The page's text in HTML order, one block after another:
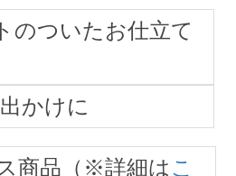
のついたお仕立て
かけに
商品（※詳細は こ